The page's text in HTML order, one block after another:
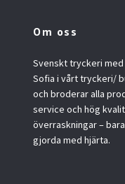
Om oss
Svenskt tryckeri
Sofia i vårt tryckeri/
och broderar alla
service och hög
överraskningar –
gjorda med hjärta.